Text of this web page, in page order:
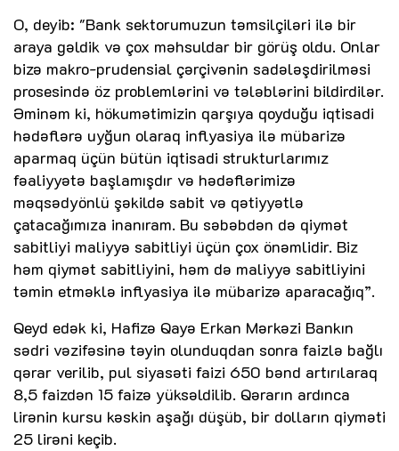
O, deyib: "Bank sektorumuzun təmsilçiləri ilə bir
araya gəldik və çox məhsuldar bir görüş oldu. Onlar
bizə makro-prudensial çərçivənin sadələşdirilməsi
prosesində öz problemlərini və tələblərini bildirdilər.
Əminəm ki, hökumətimizin qarşıya qoyduğu iqtisadi
hədəflərə uyğun olaraq inflyasiya ilə mübarizə
aparmaq üçün bütün iqtisadi strukturlarımız
fəaliyyətə başlamışdır və hədəflərimizə
məqsədyönlü şəkildə sabit və qətiyyətlə
çatacağımıza inanıram. Bu səbəbdən də qiymət
sabitliyi maliyyə sabitliyi üçün çox önəmlidir. Biz
həm qiymət sabitliyini, həm də maliyyə sabitliyini
təmin etməklə inflyasiya ilə mübarizə aparacağıq”.
Qeyd edək ki, Hafizə Qayə Erkan Mərkəzi Bankın
sədri vəzifəsinə təyin olunduqdan sonra faizlə bağlı
qərar verilib, pul siyasəti faizi 650 bənd artırılaraq
8,5 faizdən 15 faizə yüksəldilib. Qərarın ardınca
lirənin kursu kəskin aşağı düşüb, bir dolların qiyməti
25 lirəni keçib.